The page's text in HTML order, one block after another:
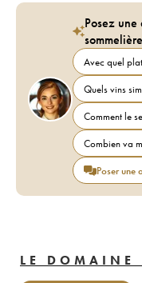
Posez
Avec quel
Quels vins
Comment le
Combien va
Poser une
LE DOMAINE